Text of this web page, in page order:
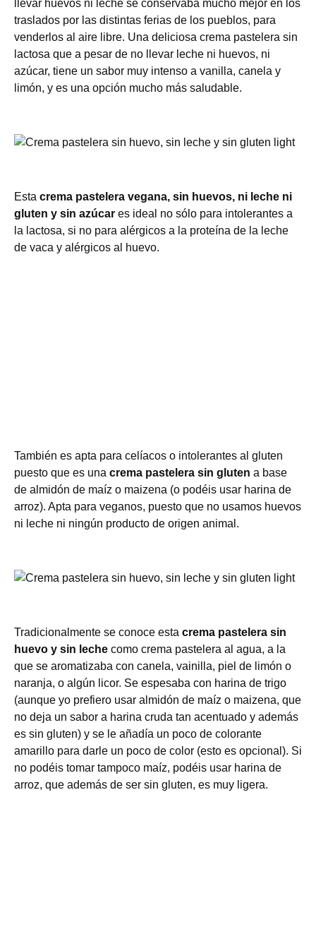
llevar huevos ni leche se conservaba mucho mejor en los
traslados por las distintas ferias de los pueblos, para
venderlos al aire libre. Una deliciosa crema pastelera sin
lactosa que a pesar de no llevar leche ni huevos, ni
azúcar, tiene un sabor muy intenso a vanilla, canela y
limón, y es una opción mucho más saludable.
Esta crema pastelera vegana, sin huevos, ni leche ni
gluten y sin azúcar es ideal no sólo para intolerantes a
la lactosa, si no para alérgicos a la proteína de la leche
de vaca y alérgicos al huevo.
También es apta para celíacos o intolerantes al gluten
puesto que es una crema pastelera sin gluten a base
de almidón de maíz o maizena (o podéis usar harina de
arroz). Apta para veganos, puesto que no usamos huevos
ni leche ni ningún producto de origen animal.
Tradicionalmente se conoce esta crema pastelera sin
huevo y sin leche como crema pastelera al agua, a la
que se aromatizaba con canela, vainilla, piel de limón o
naranja, o algún licor. Se espesaba con harina de trigo
(aunque yo prefiero usar almidón de maíz o maizena, que
no deja un sabor a harina cruda tan acentuado y además
es sin gluten) y se le añadía un poco de colorante
amarillo para darle un poco de color (esto es opcional). Si
no podéis tomar tampoco maíz, podéis usar harina de
arroz, que además de ser sin gluten, es muy ligera.